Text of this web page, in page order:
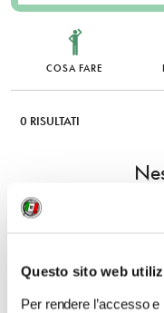
Questo sito web
Per rendere l’accesso
COSA FARE
0 RISULTATI